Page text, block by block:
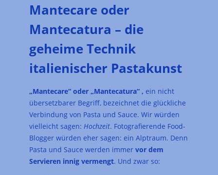
Mantecare oder
Mantecatura – die
geheime Technik
italienischer Pastakunst
„Mantecare“ oder „Mantecatura“ , ein nicht
übersetzbarer Begriff, bezeichnet die glückliche
Verbindung von Pasta und Sauce. Wir würden
vielleicht sagen: Hochzeit. Fotografierende Food-
Blogger würden eher sagen: ein Alptraum. Denn
Pasta und Sauce werden immer vor dem
Servieren innig vermengt. Und zwar so: